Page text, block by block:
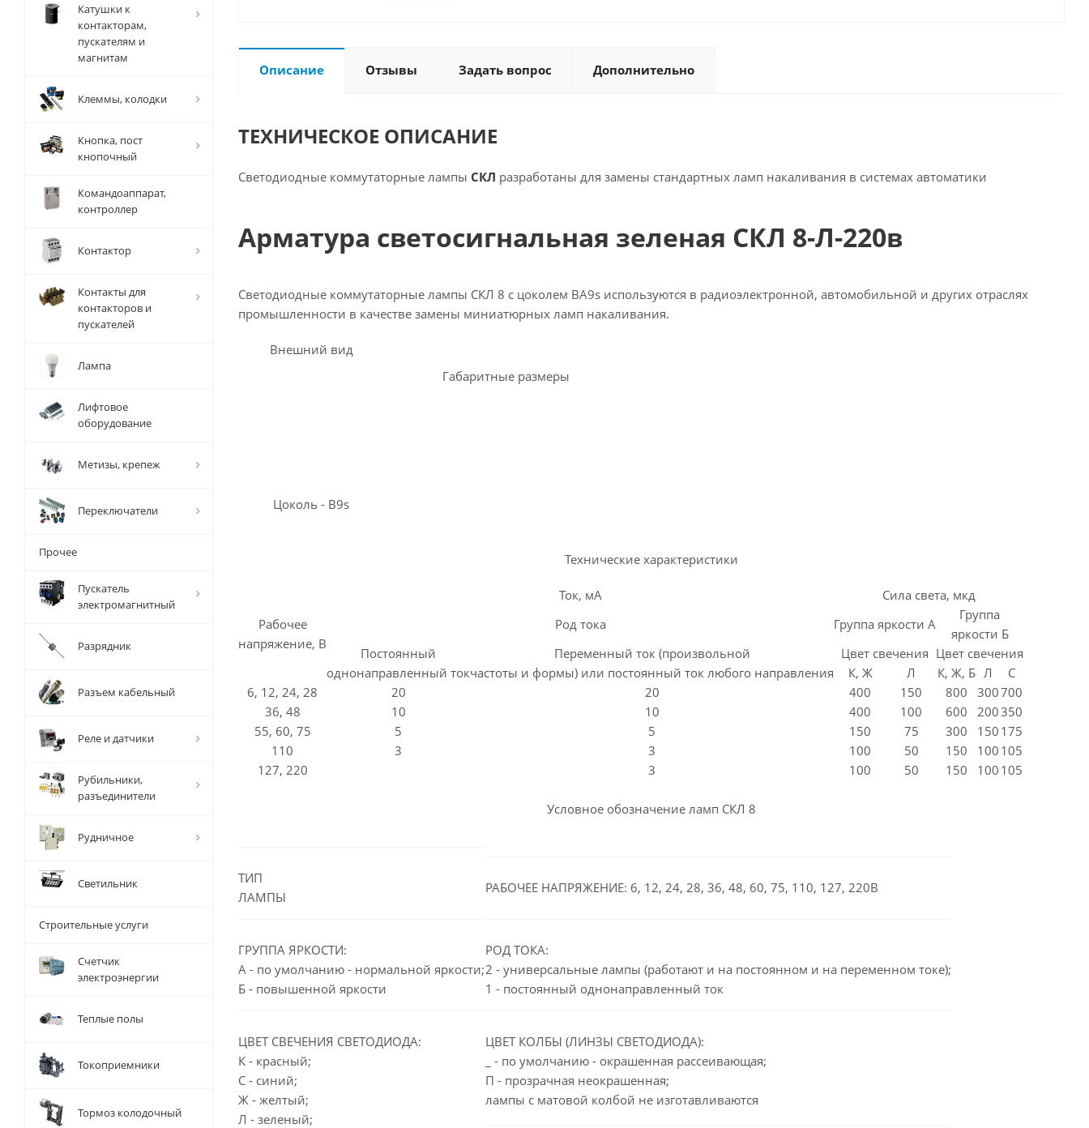
Описание Отзывы Задать вопрос Дополнительно
ТЕХНИЧЕСКОЕ ОПИСАНИЕ
Светодиодные коммутаторные лампы СКЛ разработаны для замены стандартных ламп накаливания в системах автоматики
Арматура светосигнальная зеленая СКЛ 8-Л-220в
Светодиодные коммутаторные лампы СКЛ 8 с цоколем BA9s используются в радиоэлектронной, автомобильной и других отраслях
промышленности в качестве замены миниатюрных ламп накаливания.
Внешний вид
Цоколь - B9s
Габаритные размеры
Технические характеристики
Рабочее
напряжение, В
Ток, мА
Сила света, мкд
Род тока
Группа яркости А
Группа
яркости Б
Постоянный
однонаправленный ток
Переменный ток (произвольной
частоты и формы) или постоянный ток любого направления
Цвет свечения Цвет свечения
К, Ж
Л К, Ж, Б Л
С
6, 12, 24, 28
20 20 400 150 800 300700
36, 48
10 10 400 100 600 200350
55, 60, 75
5 5 150 75 300 150 175
110
3 3 100 50 150 100 105
127, 220
3 100 50 150 100 105
Условное обозначение ламп СКЛ 8
ТИП
ЛАМПЫ
РАБОЧЕЕ НАПРЯЖЕНИЕ: 6, 12, 24, 28, 36, 48, 60, 75, 110, 127, 220В
ГРУППА ЯРКОСТИ:
А - по умолчанию - нормальной яркости;
Б - повышенной яркости
РОД ТОКА:
2 - универсальные лампы (работают и на постоянном и на переменном токе);
1 - постоянный однонаправленный ток
ЦВЕТ СВЕЧЕНИЯ СВЕТОДИОДА:
К - красный;
С - синий;
Ж - желтый;
Л - зеленый;
ЦВЕТ КОЛБЫ (ЛИНЗЫ СВЕТОДИОДА):
_ - по умолчанию - окрашенная рассеивающая;
П - прозрачная неокрашенная;
лампы с матовой колбой не изготавливаются
Катушки к
контакторам,
пускателям и
магнитам
Клеммы, колодки
Кнопка, пост
кнопочный
Командоаппарат,
контроллер
Контактор
Контакты для
контакторов и
пускателей
Лампа
Лифтовое
оборудование
Метизы, крепеж
Переключатели
Прочее
Пускатель
электромагнитный
Разрядник
Разъем кабельный
Реле и датчики
Рубильники,
разъединители
Рудничное
Светильник
Строительные услуги
Счетчик
электроэнергии
Теплые полы
Токоприемники
Тормоз колодочный